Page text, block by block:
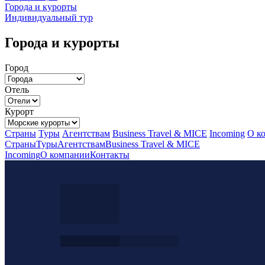
Города и курорты
Индивидуальный тур
Города и курорты
Город
Отель
Курорт
Страны Туры Агентствам Business Travel & MICE Incoming О
СтраныТурыАгентствамBusiness Travel & MICE
IncomingО компанииКонтакты